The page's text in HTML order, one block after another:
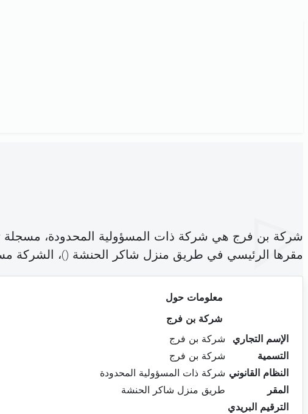
شركة بن فرج هي شركة ذات المسؤولية المحدودة، مسجلة
مقرها الرئيسي في طريق منزل شاكر الحنشة ()، الشركة
معلومات حول
شركة بن فرج
الإسم التجاري
شركة بن فرج
التسمية
شركة بن فرج
النظام القانوني شركة ذات المسؤولية المحدودة
المقر
طريق منزل شاكر الحنشة
الترقيم البريدي